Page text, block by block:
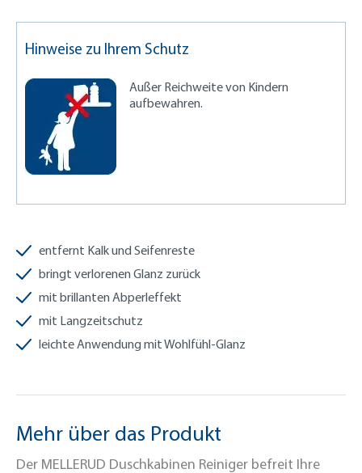
entfernt Kalk und Seifenreste
bringt verlorenen Glanz zurück
mit brillanten Abperleffekt
mit Langzeitschutz
leichte Anwendung mit Wohlfühl-Glanz
Hinweise zu Ihrem Schutz
Außer Reichweite von Kindern
aufbewahren.
Mehr über das Produkt
Der MELLERUD Duschkabinen Reiniger befreit Ihre